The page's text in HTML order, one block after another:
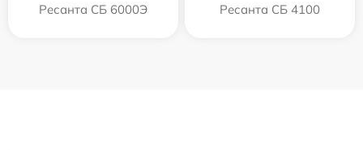
Ресанта СБ 6000Э Ресанта СБ 4100